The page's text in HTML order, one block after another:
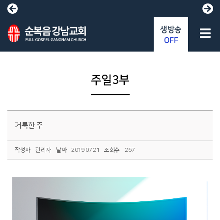
주일3부
거룩한 주
작성자 관리자 날짜 2019.07.21 조회수 267
생방송
OFF